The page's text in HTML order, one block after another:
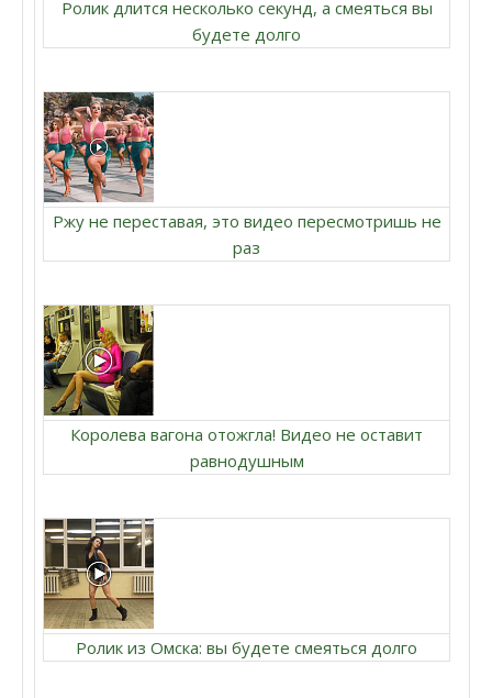
Ролик длится несколько секунд, а смеяться вы
будете долго
Ржу не переставая, это видео пересмотришь не
раз
Королева вагона отожгла! Видео не оставит
равнодушным
Ролик из Омска: вы будете смеяться долго